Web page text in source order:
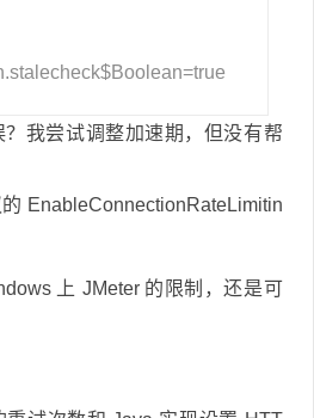
我尝试调整加速期，但没有帮
EnableConnectionRateLimitin
上 JMeter 的限制，还是可